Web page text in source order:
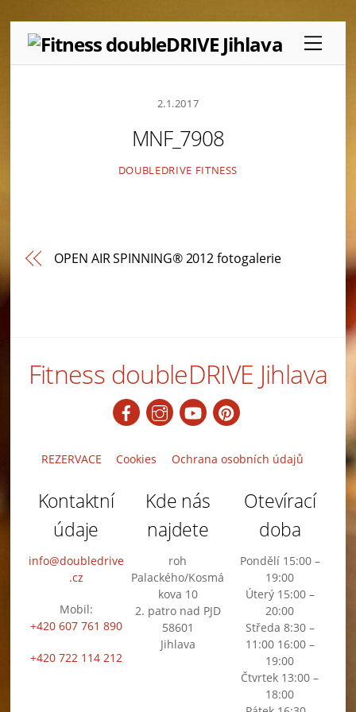
content
Menu
2.1.2017
MNF_7908
DOUBLEDRIVE FITNESS
OPEN AIR SPINNING® 2012 fotogalerie
Back
Fitness doubleDRIVE Jihlava
REZERVACE Cookies Ochrana osobních údajů
Kontaktní
údaje
info@doubledrive
.cz
Mobil:
+420 607 761 890
+420 722 114 212
Kde nás
najdete
roh
Palackého/Kosmá
kova 10
2. patro nad PJD
58601
Jihlava
Otevírací
doba
Pondělí 15:00 –
19:00
Úterý 15:00 –
20:00
Středa 8:30 –
11:00 16:00 –
19:00
Čtvrtek 13:00 –
18:00